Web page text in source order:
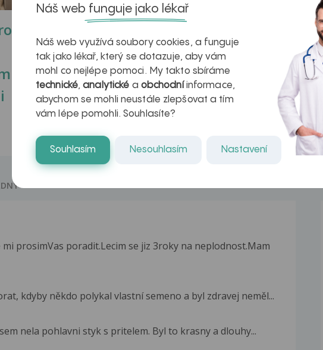
Ztukovatění
jater v datech a
obrazech
léčba
myastenie –
naděje pro ty,
kteří ji...
prosimVas poradit.Lecim se jiz 3roky na neplodnost.Mam
kdyby někdo polykal vlastní semeno a byl zdravej neměl...
nela pohlavni styk s pritelem. Byl to krasny a dlouhy...
Náš web funguje jako lékař
Náš web využívá soubory cookies, a funguje
tak jako lékař, který se dotazuje, aby vám
mohl co nejlépe pomoci. My takto sbíráme
technické,analytické a obchodníinformace,
abychom se mohli neustále zlepšovat a tím
vám lépe pomohli. Souhlasíte?
Souhlasím Nesouhlasím Nastavení